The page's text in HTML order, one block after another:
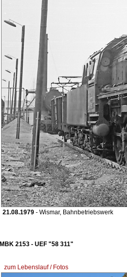
21.08.1979- Wismar, Bahnbetriebswerk
MBK 2153 - UEF "58 311"
zum Lebenslauf / Fotos